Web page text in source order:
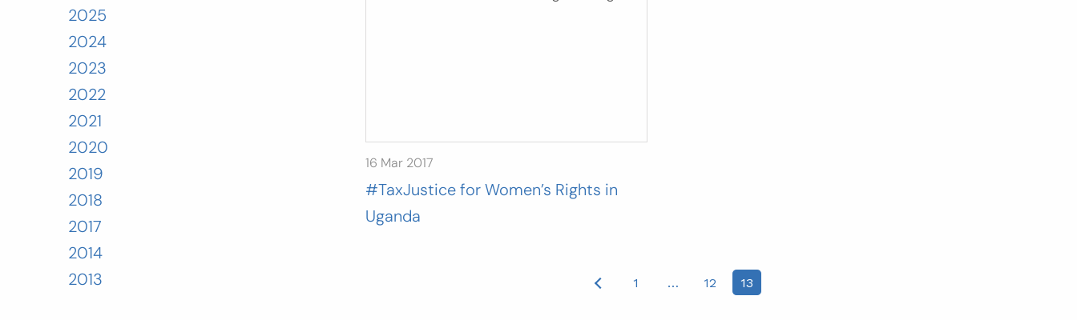
2025
2024
2023
2022
2021
2020
2019
2018
2017
2014
2013
16 Mar 2017
#TaxJustice for Women’s Rights in
Uganda
1 … 12 13